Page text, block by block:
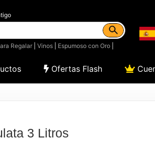
Regalar| Vinos| Espumoso con Oro|
Ofertas Flash
3 Litros